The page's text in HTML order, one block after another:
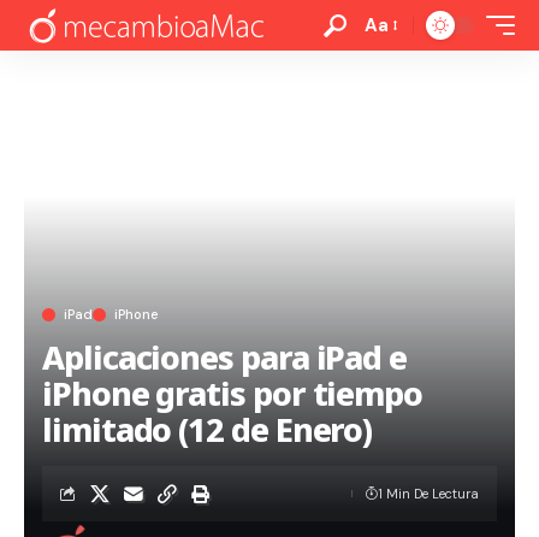
Aa
iPad iPhone
Aplicaciones para iPad e
iPhone gratis por tiempo
limitado (12 de Enero)
1 Min De Lectura